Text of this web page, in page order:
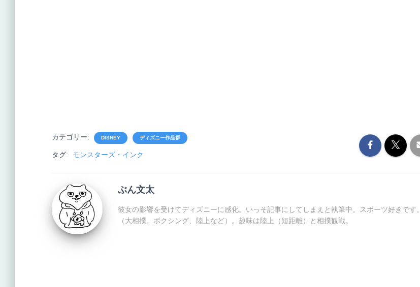
カテゴリー: DISNEY ディズニー作品群
タグ: モンスターズ・インク
ぶん文太
彼女の影響を受けてディズニーに感化。いっそ記事にしてしまえと執筆中。スポーツ好きです。
（大相撲、ボクシング、陸上など）。趣味は陸上（短距離）と相撲観戦。